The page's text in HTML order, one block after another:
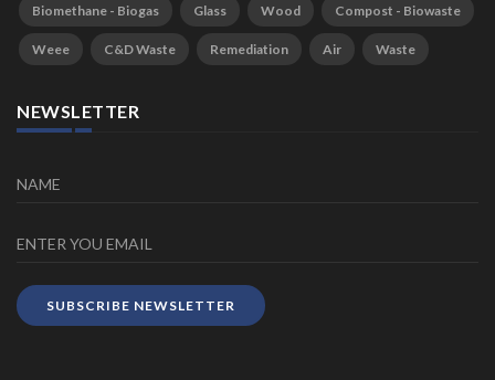
Biomethane - Biogas Glass Wood Compost - Biowaste
Weee C&D Waste Remediation Air Waste
NEWSLETTER
SUBSCRIBE NEWSLETTER